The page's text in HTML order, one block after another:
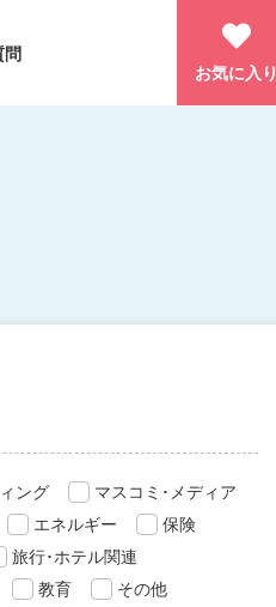
問
お気に入り
ング
マスコミ･メディア
エネルギー
保険
旅行･ホテル関連
教育
その他